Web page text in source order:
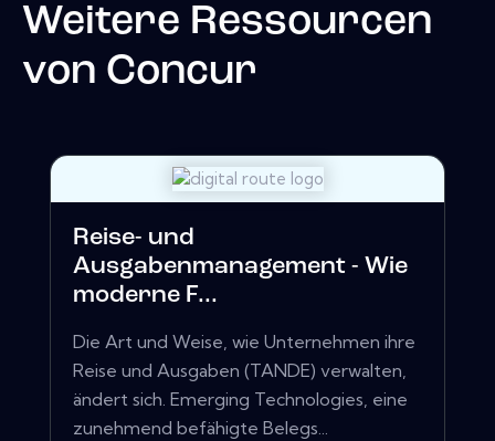
Weitere Ressourcen
von Concur
Reise- und
Ausgabenmanagement - Wie
moderne F...
Die Art und Weise, wie Unternehmen ihre
Reise und Ausgaben (TANDE) verwalten,
ändert sich. Emerging Technologies, eine
zunehmend befähigte Belegs...